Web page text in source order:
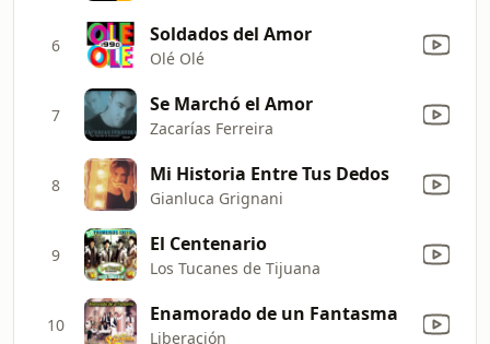
6 Soldados del Amor
Olé Olé
7 Se Marchó el Amor
Zacarías Ferreira
8 Mi Historia Entre Tus Dedos
Gianluca Grignani
9 El Centenario
Los Tucanes de Tijuana
10 Enamorado de un Fantasma
Liberación